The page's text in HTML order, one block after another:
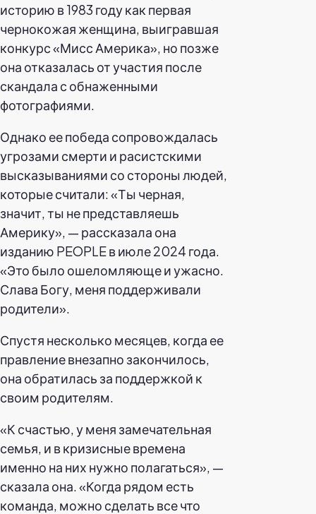
историю в 1983 году как первая
чернокожая женщина, выигравшая
конкурс «Мисс Америка», но позже
она отказалась от участия после
скандала с обнаженными
фотографиями.
Однако ее победа сопровождалась
угрозами смерти и расистскими
высказываниями со стороны людей,
которые считали: «Ты черная,
значит, ты не представляешь
Америку», — рассказала она
изданию PEOPLE в июле 2024 года.
«Это было ошеломляюще и ужасно.
Слава Богу, меня поддерживали
родители».
Спустя несколько месяцев, когда ее
правление внезапно закончилось,
она обратилась за поддержкой к
своим родителям.
«К счастью, у меня замечательная
семья, и в кризисные времена
именно на них нужно полагаться», —
сказала она. «Когда рядом есть
команда, можно сделать все что